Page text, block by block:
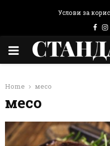
Услови за
PRIMARY
Home месо
месо